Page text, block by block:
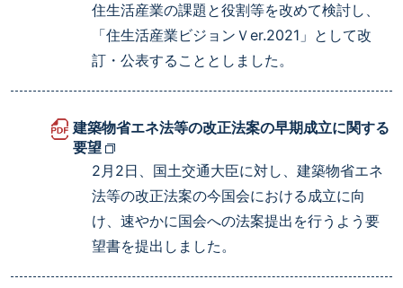
住生活産業の課題と役割等を改めて検討し、
「住生活産業ビジョンＶer.2021」として改
訂・公表することとしました。
建築物省エネ法等の改正法案の早期成立に関する
要望
2月2日、国土交通大臣に対し、建築物省エネ
法等の改正法案の今国会における成立に向
け、速やかに国会への法案提出を行うよう要
望書を提出しました。